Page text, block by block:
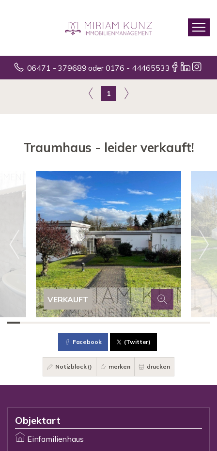
06471 - 379689 oder 0176 - 44465533
1
Traumhaus - leider verkauft!
VERKAUFT
Facebook (Twitter)
Notizblock () merken drucken
Objektart
Einfamilienhaus